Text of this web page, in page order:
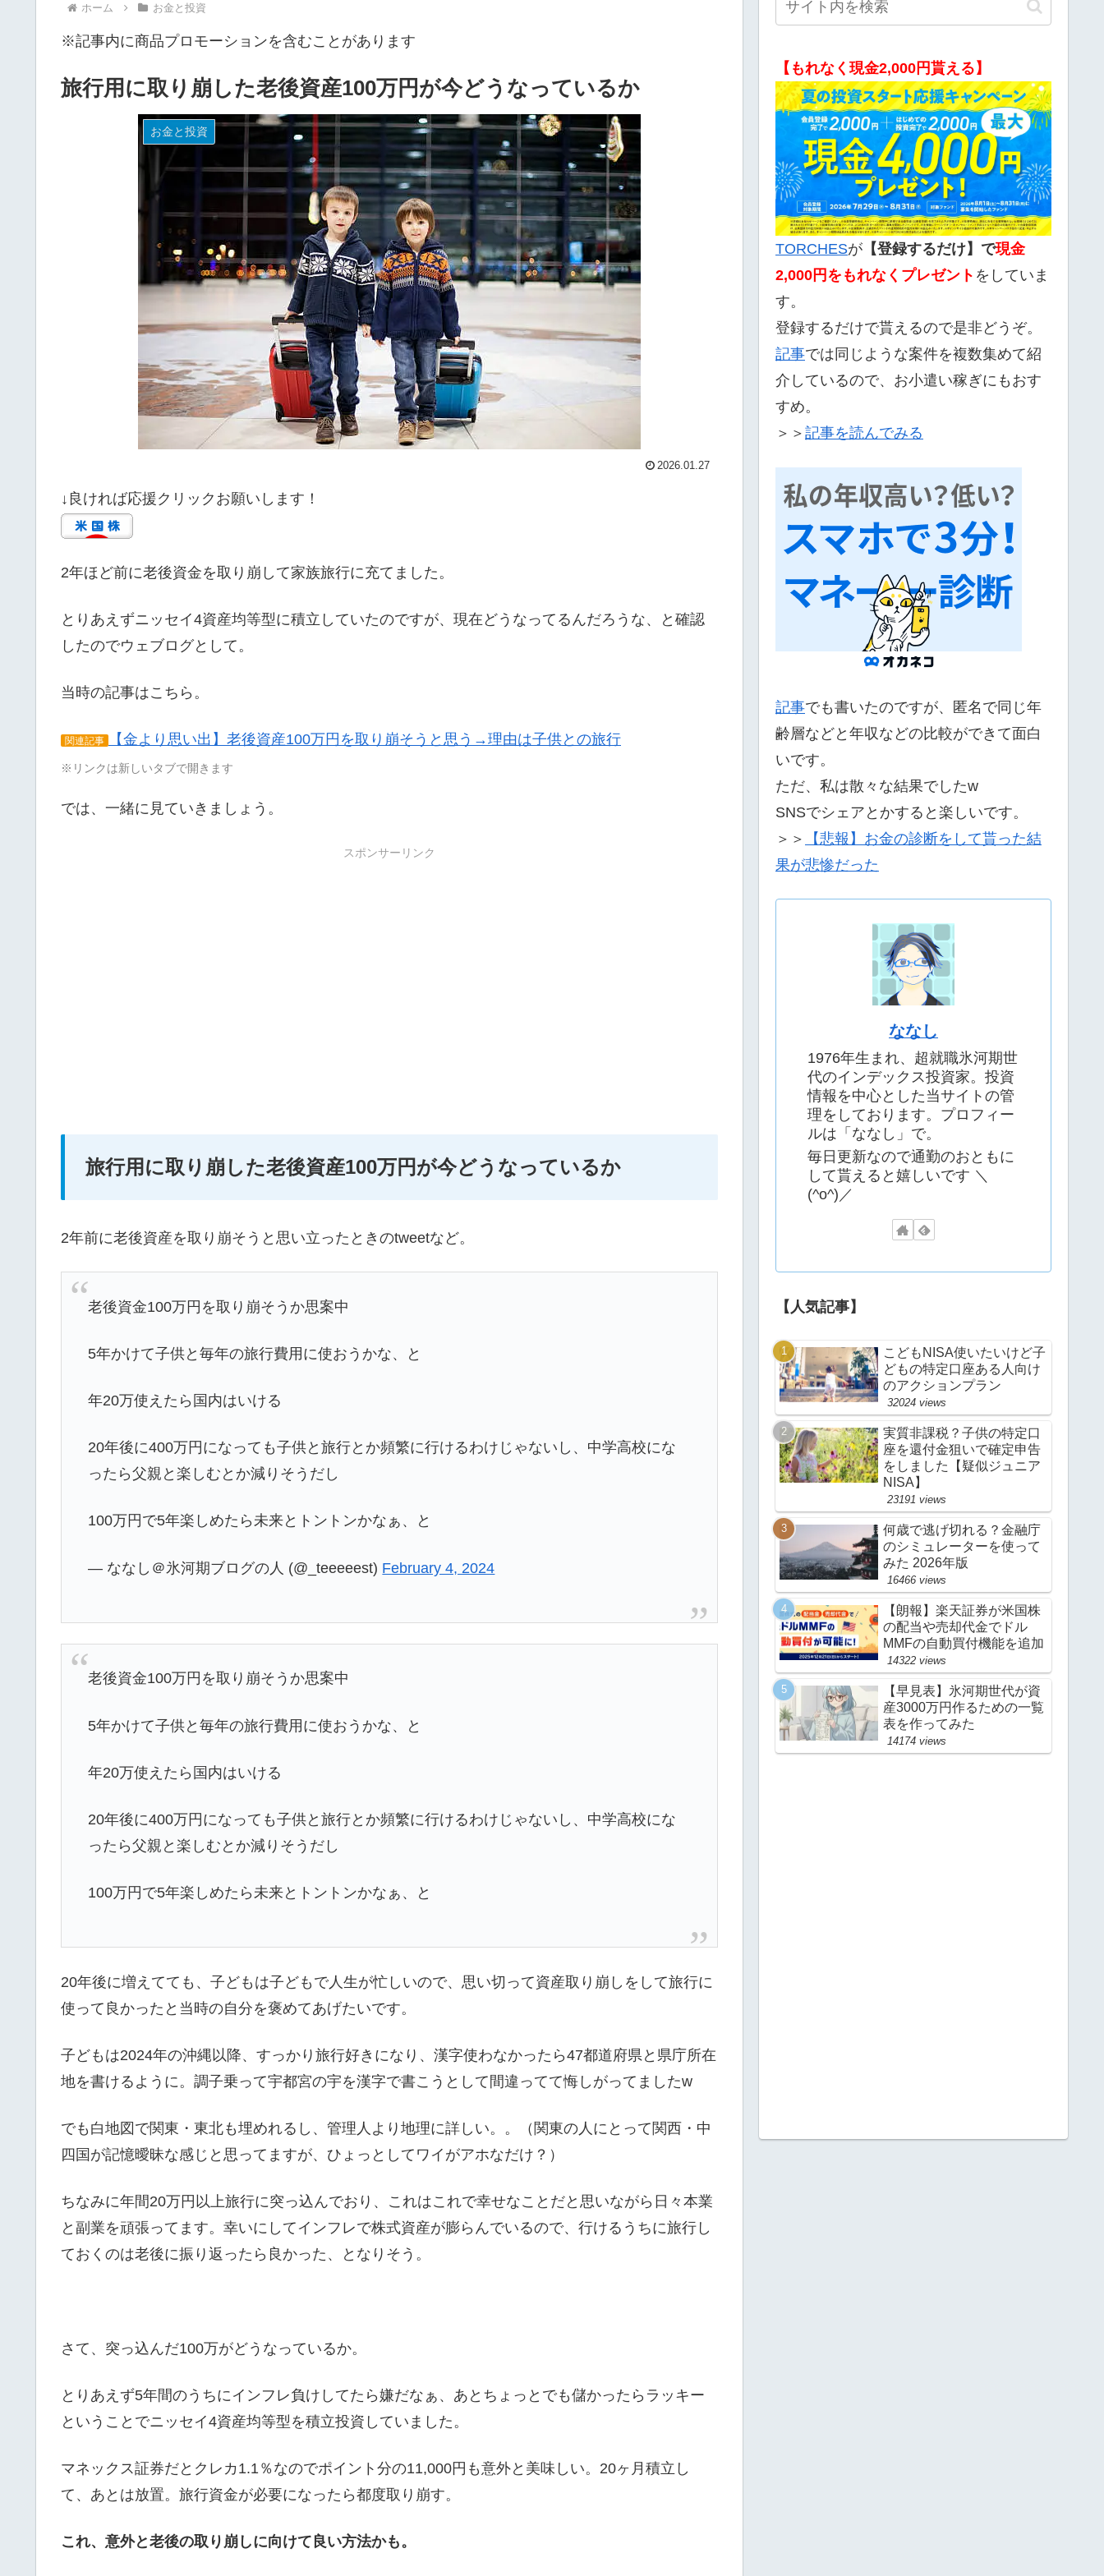
ホーム お金と投資
※記事内に商品プロモーションを含むことがあります
旅行用に取り崩した老後資産100万円が今どうなっているか
お金と投資
2026.01.27
↓良ければ応援クリックお願いします！
2年ほど前に老後資金を取り崩して家族旅行に充てました。
とりあえずニッセイ4資産均等型に積立していたのですが、現在どうなってるんだろうな、と確認
したのでウェブログとして。
当時の記事はこちら。
関連記事 【金より思い出】老後資産100万円を取り崩そうと思う→理由は子供との旅行
※リンクは新しいタブで開きます
では、一緒に見ていきましょう。
スポンサーリンク
旅行用に取り崩した老後資産100万円が今どうなっているか
2年前に老後資産を取り崩そうと思い立ったときのtweetなど。
老後資金100万円を取り崩そうか思案中
5年かけて子供と毎年の旅行費用に使おうかな、と
年20万使えたら国内はいける
20年後に400万円になっても子供と旅行とか頻繁に行けるわけじゃないし、中学高校にな
ったら父親と楽しむとか減りそうだし
100万円で5年楽しめたら未来とトントンかなぁ、と
— ななし＠氷河期ブログの人 (@_teeeeest) February 4, 2024
老後資金100万円を取り崩そうか思案中
5年かけて子供と毎年の旅行費用に使おうかな、と
年20万使えたら国内はいける
20年後に400万円になっても子供と旅行とか頻繁に行けるわけじゃないし、中学高校にな
ったら父親と楽しむとか減りそうだし
100万円で5年楽しめたら未来とトントンかなぁ、と
20年後に増えてても、子どもは子どもで人生が忙しいので、思い切って資産取り崩しをして旅行に
使って良かったと当時の自分を褒めてあげたいです。
子どもは2024年の沖縄以降、すっかり旅行好きになり、漢字使わなかったら47都道府県と県庁所在
地を書けるように。調子乗って宇都宮の宇を漢字で書こうとして間違ってて悔しがってましたw
でも白地図で関東・東北も埋めれるし、管理人より地理に詳しい。。（関東の人にとって関西・中
四国が記憶曖昧な感じと思ってますが、ひょっとしてワイがアホなだけ？）
ちなみに年間20万円以上旅行に突っ込んでおり、これはこれで幸せなことだと思いながら日々本業
と副業を頑張ってます。幸いにしてインフレで株式資産が膨らんでいるので、行けるうちに旅行し
ておくのは老後に振り返ったら良かった、となりそう。
さて、突っ込んだ100万がどうなっているか。
とりあえず5年間のうちにインフレ負けしてたら嫌だなぁ、あとちょっとでも儲かったらラッキー
ということでニッセイ4資産均等型を積立投資していました。
マネックス証券だとクレカ1.1％なのでポイント分の11,000円も意外と美味しい。20ヶ月積立し
て、あとは放置。旅行資金が必要になったら都度取り崩す。
これ、意外と老後の取り崩しに向けて良い方法かも。
【もれなく現金2,000円貰える】
TORCHESが 【登録するだけ】で現金
2,000 円をもれなくプレゼント をしていま
す。
登録するだけで貰えるので是非どうぞ。
記事では同じような案件を複数集めて紹
介しているので、お小遣い稼ぎにもおす
すめ。
＞＞ 記事を読んでみる
記事でも書いたのですが、匿名で同じ年
齢層などと年収などの比較ができて面白
いです。
ただ、私は散々な結果でしたw
SNSでシェアとかすると楽しいです。
＞＞
【悲報】お金の診断をして貰った結
果が悲惨だった
ななし
1976年生まれ、超就職氷河期世
代のインデックス投資家。投資
情報を中心とした当サイトの管
理をしております。プロフィー
ルは「ななし」で。
毎日更新なので通勤のおともに
して貰えると嬉しいです ＼
(^o^)／
【人気記事】
こどもNISA使いたいけど子
どもの特定口座ある人向け
のアクションプラン
32024 views
実質非課税？子供の特定口
座を還付金狙いで確定申告
をしました【疑似ジュニア
NISA】
23191 views
何歳で逃げ切れる？金融庁
のシミュレーターを使って
みた 2026年版
16466 views
【朗報】楽天証券が米国株
の配当や売却代金でドル
MMFの自動買付機能を追加
14322 views
【早見表】氷河期世代が資
産3000万円作るための一覧
表を作ってみた
14174 views